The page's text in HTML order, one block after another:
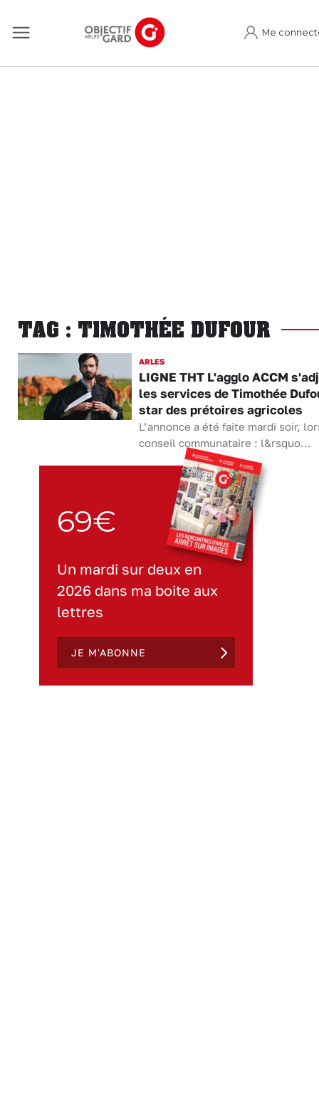
Me
TAG : TIMOTHÉE DUFOUR
ARLES
LIGNE THT L'agglo ACCM
les services de Timothée
star des prétoires agricoles
L’annonce a été faite mardi soir,
conseil communataire : l&rsquo...
69€
Un mardi sur deux en
2026 dans ma boite aux
lettres
JE M'ABONNE